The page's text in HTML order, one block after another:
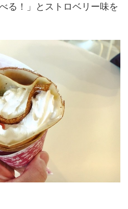
る！」とストロベリー味を